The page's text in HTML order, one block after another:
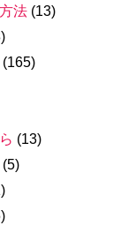
法 (13)
(165)
(13)
(5)